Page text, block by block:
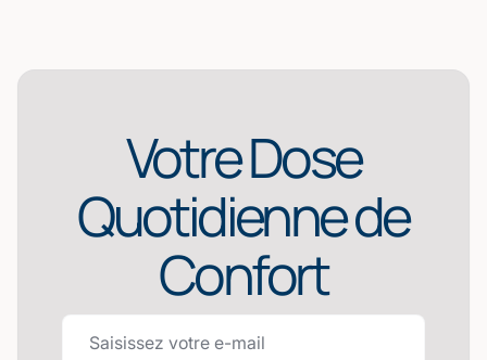
Votre Dose
Quotidienne de
Confort